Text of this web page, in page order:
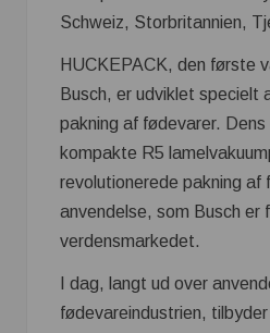
Schweiz, Storbritannien,
HUCKEPACK, den første
Busch, er udviklet specielt
pakning af fødevarer.
kompakte R5
revolutionerede pakning af
anvendelse, som Busch er
verdensmarkedet.
I dag, langt ud over
fødevareindustrien,